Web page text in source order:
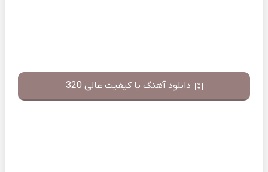
دانلود آهنگ با کیفیت عالی 320